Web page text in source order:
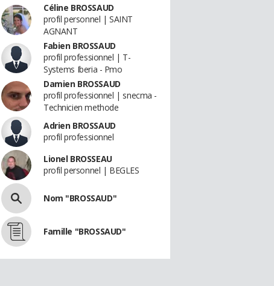
Céline BROSSAUD
profil personnel | SAINT
AGNANT
Fabien BROSSAUD
profil professionnel | T-
Systems Iberia - Pmo
Damien BROSSAUD
profil professionnel | snecma -
Technicien methode
Adrien BROSSAUD
profil professionnel
Lionel BROSSEAU
profil personnel | BEGLES
Nom "BROSSAUD"
Famille "BROSSAUD"